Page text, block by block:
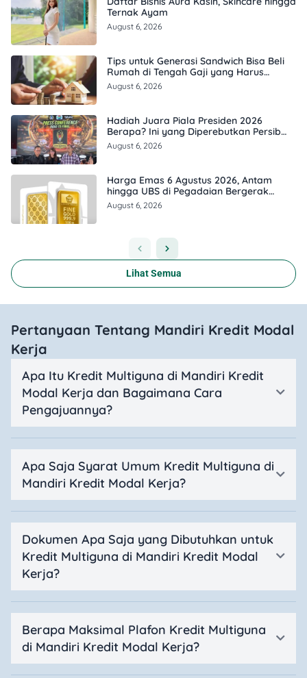
Ternak Ayam
August 6, 2026
Tips untuk Generasi Sandwich Bisa Beli
Rumah di Tengah Gaji yang Harus
Terbagi
August 6, 2026
Hadiah Juara Piala Presiden 2026
Berapa? Ini yang Diperebutkan Persib
dan Persebaya
August 6, 2026
Harga Emas 6 Agustus 2026, Antam
hingga UBS di Pegadaian Bergerak
Berapa?
August 6, 2026
Lihat Semua
Pertanyaan Tentang Mandiri Kredit Modal
Kerja
Apa Itu Kredit Multiguna di Mandiri Kredit
Modal Kerja dan Bagaimana Cara
Pengajuannya?
Apa Saja Syarat Umum Kredit Multiguna di
Mandiri Kredit Modal Kerja?
Dokumen Apa Saja yang Dibutuhkan untuk
Kredit Multiguna di Mandiri Kredit Modal
Kerja?
Berapa Maksimal Plafon Kredit Multiguna
di Mandiri Kredit Modal Kerja?